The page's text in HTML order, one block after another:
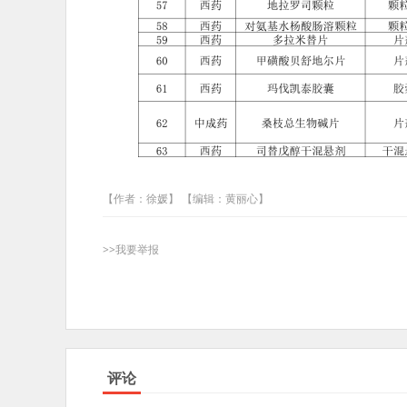
【作者：徐媛】 【编辑：黄丽心】
>>我要举报
评论